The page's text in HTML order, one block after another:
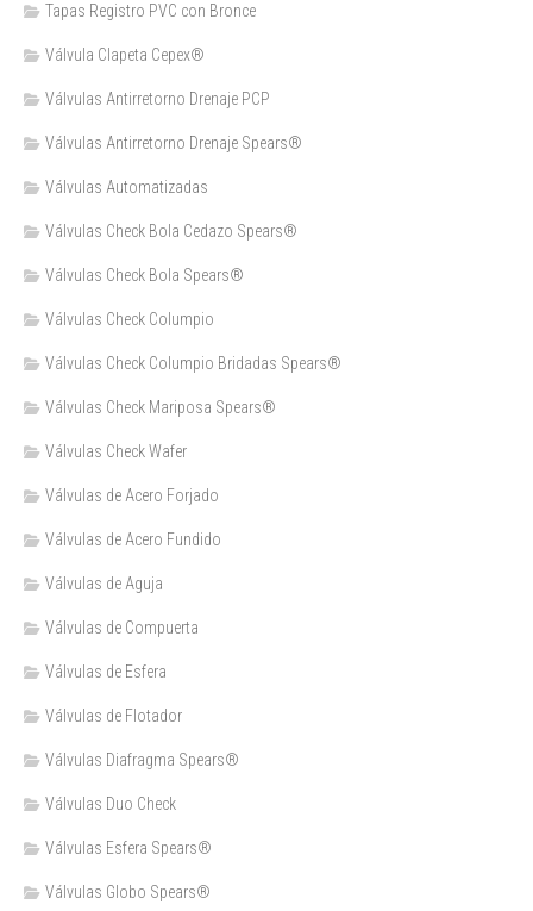
Tapas Registro PVC con Bronce
Válvula Clapeta Cepex®
Válvulas Antirretorno Drenaje PCP
Válvulas Antirretorno Drenaje Spears®
Válvulas Automatizadas
Válvulas Check Bola Cedazo Spears®
Válvulas Check Bola Spears®
Válvulas Check Columpio
Válvulas Check Columpio Bridadas Spears®
Válvulas Check Mariposa Spears®
Válvulas Check Wafer
Válvulas de Acero Forjado
Válvulas de Acero Fundido
Válvulas de Aguja
Válvulas de Compuerta
Válvulas de Esfera
Válvulas de Flotador
Válvulas Diafragma Spears®️
Válvulas Duo Check
Válvulas Esfera Spears®
Válvulas Globo Spears®